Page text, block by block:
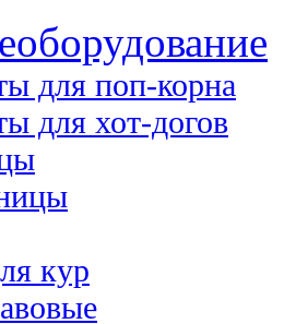
оборудование
для поп-корна
для хот-догов
кур